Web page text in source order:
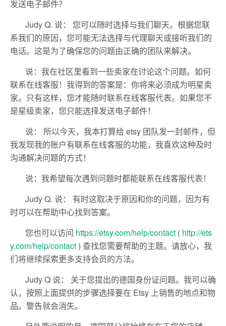
发送电子邮件？
Judy Q. 说： 您可以随时选择与我们聊天。根据您联
系我们的原因，您可能无法选择与代理聊天或接听我们的
电话。这是为了确保您的问题由正确的团队来解决。
说：我在社区里看到一些卖家在讨论这个问题。如何
联系在线客服！我得到的答案是：你将来必须成为明星卖
家。只有这样，您才能随时联系在线客服代表。如果您不
是星级卖家，您只能选择发送电子邮件！
说： 所以今天，我本打算给 etsy 团队发一封邮件，但
我发现我的账户有联系在线客服的功能，我喜欢这种及时
沟通解决问题的方式！
说：我希望每次遇到问题时都能联系在线客服代表！
Judy Q. 说： 有时这取决于原因和你的问题，因为有
时可以在帮助中心找到答案。
您也可以访问 https://etsy.com/help/contact ( http://ets
y.com/help/contact) 查找您需要帮助的主题。请放心，我
们将继续探索更多支持会员的方法。
Judy Q 说： 关于您提出的德国身份证问题。我可以确
认，按照上面提供的步骤选择要在 Etsy 上销售的地点和物
品。警告就会消失。